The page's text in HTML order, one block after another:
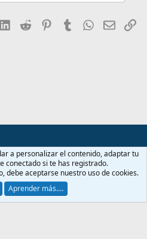
LinkedIn
Reddit PinterestTumblr WhatsApp
E-mail
Política de privacidad
Ayuda
2010-2026 XenForo Ltd.
a personalizar el contenido, adaptar tu
conectado si te has registrado.
debe aceptarse nuestro uso de cookies.
Aprender más.…